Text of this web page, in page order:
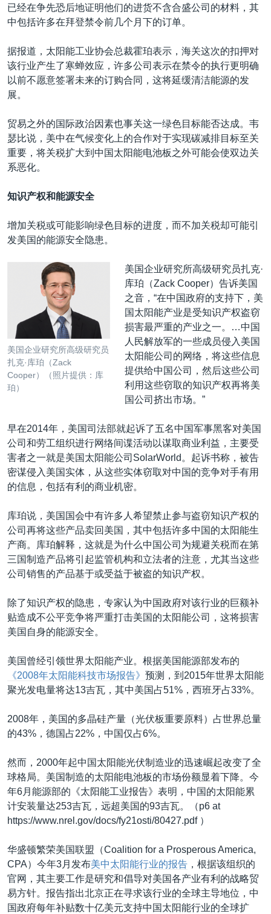
已经在争先恐后地证明他们的进货不含合盛公司的材料，其
中包括许多在拜登禁令前几个月下的订单。
据报道，太阳能工业协会总裁霍珀表示，海关这次的扣押对
该行业产生了寒蝉效应，许多公司表示在禁令的执行更明确
以前不愿意签署未来的订购合同，这将延缓清洁能源的发
展。
贸易之外的国际政治因素也事关这一绿色目标能否达成。韦
瑟比说，美中在气候变化上的合作对于实现碳减排目标至关
重要，将关税扩大到中国太阳能电池板之外可能会使双边关
系恶化。
知识产权和能源安全
增加关税或可能影响绿色目标的进度，而不加关税却可能引
发美国的能源安全隐患。
美国企业研究所高级研究员
扎克·库珀（Zack
Cooper）（照片提供：库
珀）
美国企业研究所高级研究员扎克·
库珀（Zack Cooper）告诉美国
之音，“在中国政府的支持下，美
国太阳能产业是受知识产权盗窃
损害最严重的产业之一。…中国
人民解放军的一些成员侵入美国
太阳能公司的网络，将这些信息
提供给中国公司，然后这些公司
利用这些窃取的知识产权再将美
国公司挤出市场。”
早在2014年，美国司法部就起诉了五名中国军事黑客对美国
公司和劳工组织进行网络间谍活动以谋取商业利益，主要受
害者之一就是美国太阳能公司SolarWorld。起诉书称，被告
密谋侵入美国实体，从这些实体窃取对中国的竞争对手有用
的信息，包括有利的商业机密。
库珀说，美国国会中有许多人希望禁止参与盗窃知识产权的
公司再将这些产品卖回美国，其中包括许多中国的太阳能生
产商。库珀解释，这就是为什么中国公司为规避关税而在第
三国制造产品将引起监管机构和立法者的注意，尤其当这些
公司销售的产品基于或受益于被盗的知识产权。
除了知识产权的隐患，专家认为中国政府对该行业的巨额补
贴造成不公平竞争将严重打击美国的太阳能公司，这将损害
美国自身的能源安全。
美国曾经引领世界太阳能产业。根据美国能源部发布的
《2008年太阳能科技市场报告》 预测，到2015年世界太阳能
聚光发电量将达13吉瓦，其中美国占51%，西班牙占33%。
2008年，美国的多晶硅产量（光伏板重要原料）占世界总量
的43%，德国占22%，中国仅占6%。
然而，2000年起中国太阳能光伏制造业的迅速崛起改变了全
球格局。美国制造的太阳能电池板的市场份额显着下降。今
年6月能源部的《太阳能工业报告》表明，中国的太阳能累
计安装量达253吉瓦，远超美国的93吉瓦。（p6 at
https://www.nrel.gov/docs/fy21osti/80427.pdf ）
华盛顿繁荣美国联盟（Coalition for a Prosperous America,
CPA）今年3月发布美中太阳能行业的报告 ，根据该组织的
官网，其主要工作是研究和倡导对美国各产业有利的战略贸
易方针。报告指出北京正在寻求该行业的全球主导地位，中
国政府每年补贴数十亿美元支持中国太阳能行业的全球扩